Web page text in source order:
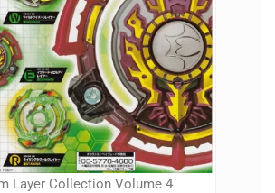
Layer Collection Volume 4